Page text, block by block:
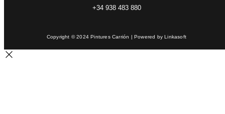
+34 938 483 880
Copyright © 2024 Pintures Carrión | Powered by Linkasoft